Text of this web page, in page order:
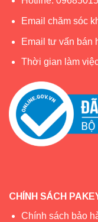
Email chăm sóc
Email tư vấn bán
Thời gian làm
CHÍNH SÁCH
Chính sách bảo